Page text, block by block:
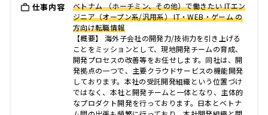
仕事内容
ベトナム （ホーチミン、その他）で働きたい ITエン
ジニア（オープン系/汎用系） IT・WEB・ゲーム の
方向け転職情報
【概要】 海外子会社の開発力/技術力を引き上げる
ことをミッションとして、現地開発チームの育成、
開発プロセスの改善等をお任せします。同社は、開
発拠点の一つで、主要クラウドサービスの機能開発
しております。本社の受託開発組織という位置づけ
ではなく、本社と開発チームと一体となり、主体的
なプロダクト開発を行っております。日本とベトナ